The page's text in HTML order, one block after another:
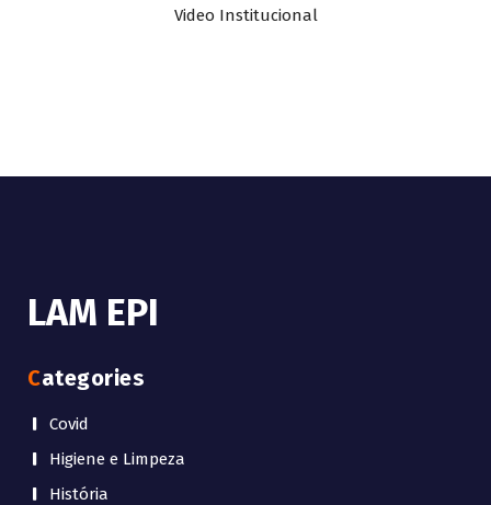
Video Institucional
LAM EPI
Categories
Covid
Higiene e Limpeza
História